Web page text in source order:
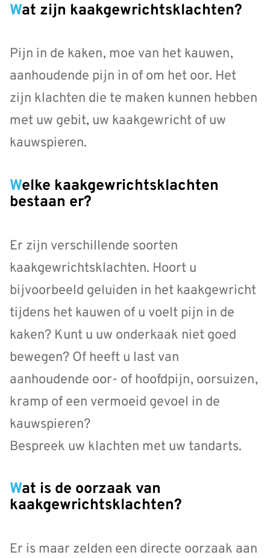
Wat zijn kaakgewrichtsklachten?
Pijn in de kaken, moe van het kauwen,
aanhoudende pijn in of om het oor. Het
zijn klachten die te maken kunnen hebben
met uw gebit, uw kaakgewricht of uw
kauwspieren.
Welke kaakgewrichtsklachten
bestaan er?
Er zijn verschillende soorten
kaakgewrichtsklachten. Hoort u
bijvoorbeeld geluiden in het kaakgewricht
tijdens het kauwen of u voelt pijn in de
kaken? Kunt u uw onderkaak niet goed
bewegen? Of heeft u last van
aanhoudende oor- of hoofdpijn, oorsuizen,
kramp of een vermoeid gevoel in de
kauwspieren?
Bespreek uw klachten met uw tandarts.
Wat is de oorzaak van
kaakgewrichtsklachten?
Er is maar zelden een directe oorzaak aan